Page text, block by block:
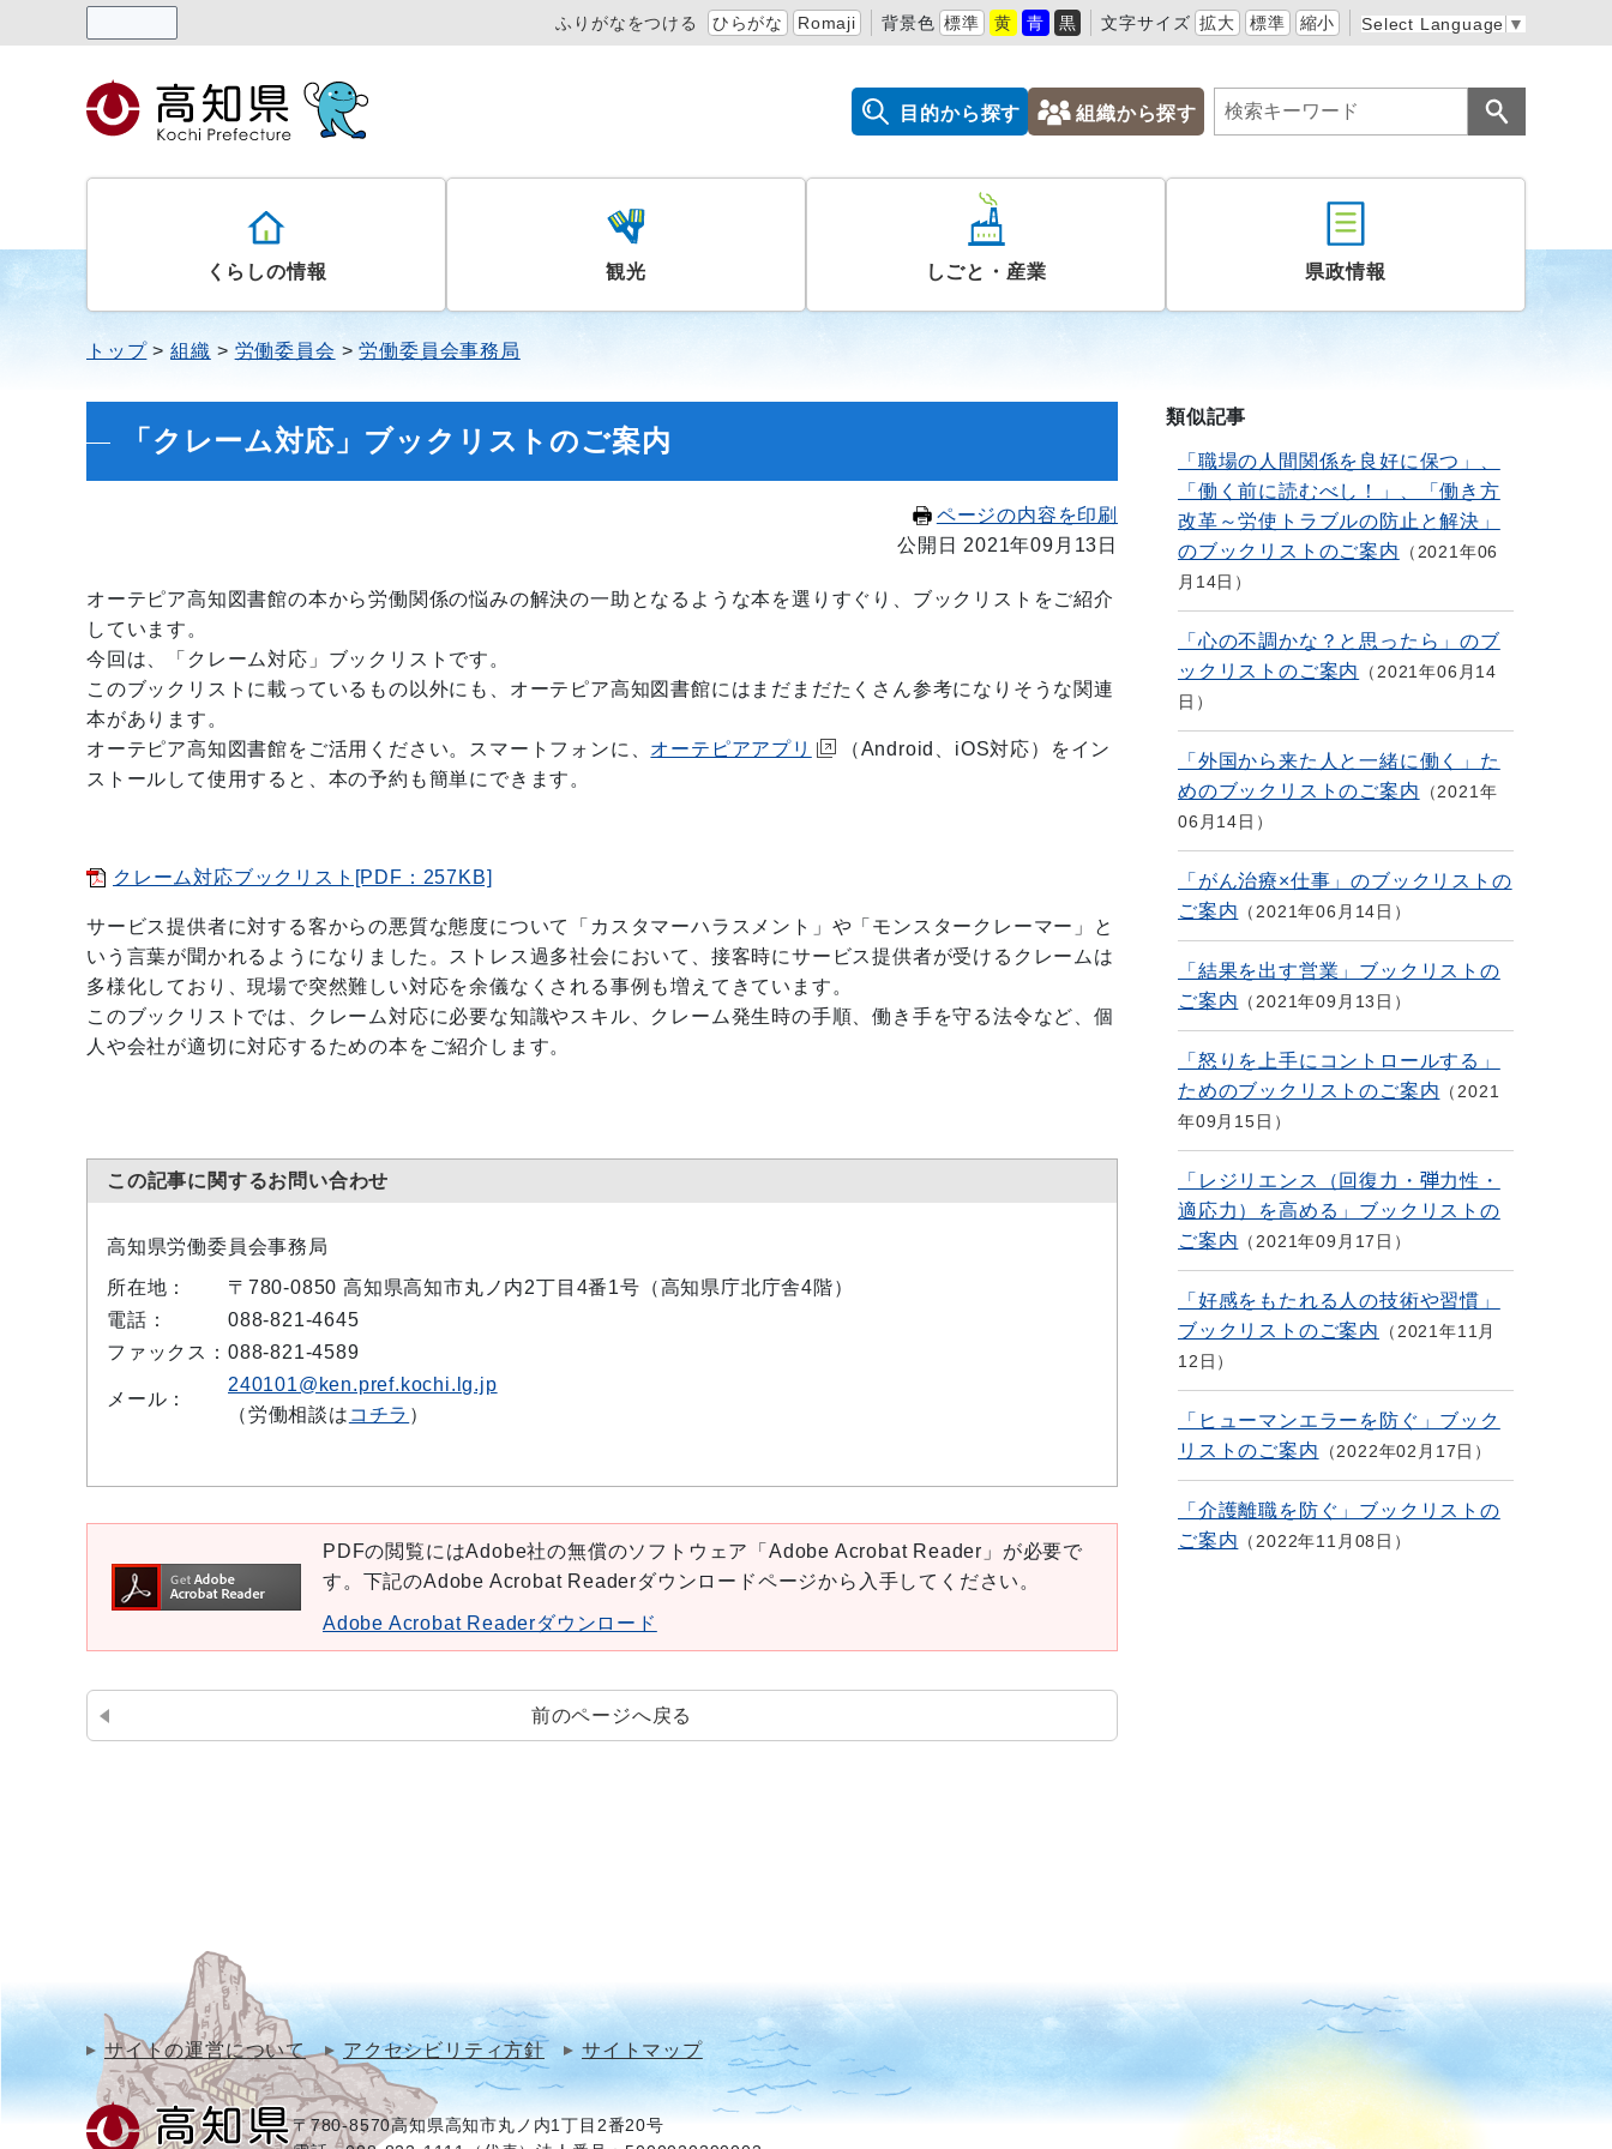
ふりがなをつける ひらがな Romaji 背景色 標準 黄 青 黒 文字サイズ 拡大 標準 縮小 Select Language ▼
目的から探す 組織から探す
くらしの情報 観光 しごと・産業 県政情報
トップ 組織 労働委員会 労働委員会事務局
「クレーム対応」ブックリストのご案内
ページの内容を印刷
公開日 2021年09月13日
オーテピア高知図書館の本から労働関係の悩みの解決の一助となるような本を選りすぐり、ブックリストをご紹介
しています。
今回は、「クレーム対応」ブックリストです。
このブックリストに載っているもの以外にも、オーテピア高知図書館にはまだまだたくさん参考になりそうな関連
本があります。
オーテピア高知図書館をご活用ください。スマートフォンに、 オーテピアアプリ
（Android、iOS対応）をイン
ストールして使用すると、本の予約も簡単にできます。
クレーム対応ブックリスト[PDF：257KB]
サービス提供者に対する客からの悪質な態度について「カスタマーハラスメント」や「モンスタークレーマー」と
いう言葉が聞かれるようになりました。ストレス過多社会において、接客時にサービス提供者が受けるクレームは
多様化しており、現場で突然難しい対応を余儀なくされる事例も増えてきています。
このブックリストでは、クレーム対応に必要な知識やスキル、クレーム発生時の手順、働き手を守る法令など、個
人や会社が適切に対応するための本をご紹介します。
この記事に関するお問い合わせ
高知県労働委員会事務局
所在地：
〒780-0850 高知県高知市丸ノ内2丁目4番1号（高知県庁北庁舎4階）
電話：
088-821-4645
ファックス： 088-821-4589
メール：
240101@ken.pref.kochi.lg.jp
（労働相談は コチラ ）
PDFの閲覧にはAdobe社の無償のソフトウェア「Adobe Acrobat Reader」が必要で
す。下記のAdobe Acrobat Readerダウンロードページから入手してください。
Adobe Acrobat Readerダウンロード
前のページへ戻る
類似記事
「職場の人間関係を良好に保つ」、
「働く前に読むべし！」、「働き方
改革～労使トラブルの防止と解決」
のブックリストのご案内
2021年06
月14日
「心の不調かな？と思ったら」のブ
ックリストのご案内
2021年06月14
日
「外国から来た人と一緒に働く」た
めのブックリストのご案内
2021年
06月14日
「がん治療×仕事」のブックリストの
ご案内
2021年06月14日
「結果を出す営業」ブックリストの
ご案内
2021年09月13日
「怒りを上手にコントロールする」
ためのブックリストのご案内
2021
年09月15日
「レジリエンス（回復力・弾力性・
適応力）を高める」ブックリストの
ご案内
2021年09月17日
「好感をもたれる人の技術や習慣」
ブックリストのご案内
2021年11月
12日
「ヒューマンエラーを防ぐ」ブック
リストのご案内
2022年02月17日
「介護離職を防ぐ」ブックリストの
ご案内
2022年11月08日
サイトの運営について アクセシビリティ方針 サイトマップ
〒780-8570高知県高知市丸ノ内1丁目2番20号